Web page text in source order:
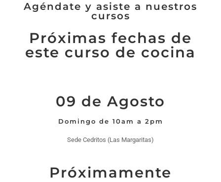
Agéndate y asiste a nuestros
cursos
Próximas fechas de
este curso de cocina
09 de Agosto
Domingo de 10am a 2pm
Sede Cedritos (Las Margaritas)
Próximamente